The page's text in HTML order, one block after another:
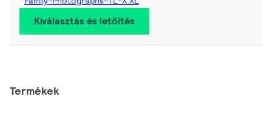
Kiválasztás és letöltés
Termékek